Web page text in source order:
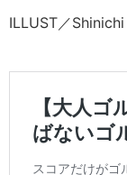
ILLUST／